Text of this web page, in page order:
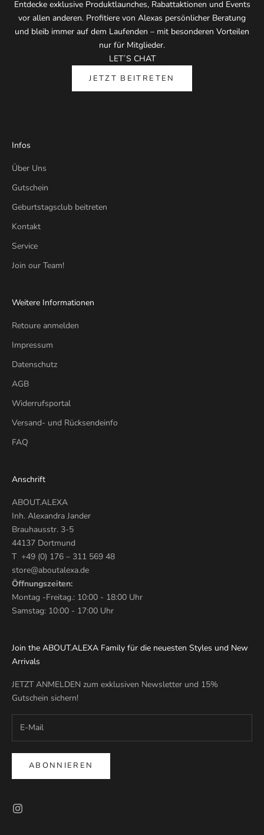
Entdecke exklusive Produktlaunches, Rabattaktionen und Events
vor allen anderen. Profitiere von Alexas persönlicher Beratung
und bleib immer auf dem Laufenden – mit besonderen Vorteilen
nur für Mitglieder.
LET´S CHAT
JETZT BEITRETEN
Infos
Über Uns
Gutschein
Geburtstagsclub beitreten
Kontakt
Service
Join our Team!
Weitere Informationen
Retoure anmelden
Impressum
Datenschutz
AGB
Widerrufsportal
Versand- und Rücksendeinfo
FAQ
Anschrift
ABOUT.ALEXA
Inh. Alexandra Jander
Brauhausstr. 3-5
44137 Dortmund
T +49 (0) 176 – 311 569 48
store@aboutalexa.de
Öffnungszeiten:
Montag -Freitag.: 10:00 - 18:00 Uhr
Samstag: 10:00 - 17:00 Uhr
Join the ABOUT.ALEXA Family für die neuesten Styles und New
Arrivals
JETZT ANMELDEN zum exklusiven Newsletter und 15%
Gutschein sichern!
ABONNIEREN